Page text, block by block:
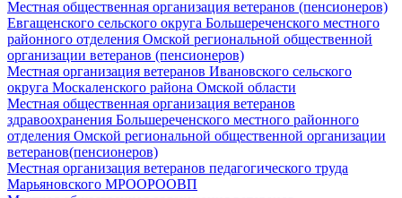
Местная общественная организация ветеранов (пенсионеров)
Евгащенского сельского округа Большереченского местного
районного отделения Омской региональной общественной
организации ветеранов (пенсионеров)
Местная организация ветеранов Ивановского сельского
округа Москаленского района Омской области
Местная общественная организация ветеранов
здравоохранения Большереченского местного районного
отделения Омской региональной общественной организации
ветеранов(пенсионеров)
Местная организация ветеранов педагогического труда
Марьяновского МРООРООВП